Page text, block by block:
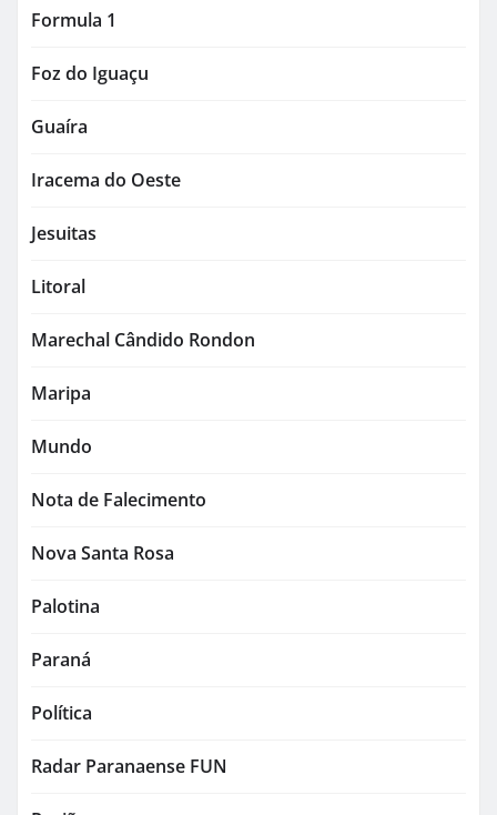
Formula 1
Foz do Iguaçu
Guaíra
Iracema do Oeste
Jesuitas
Litoral
Marechal Cândido Rondon
Maripa
Mundo
Nota de Falecimento
Nova Santa Rosa
Palotina
Paraná
Política
Radar Paranaense FUN